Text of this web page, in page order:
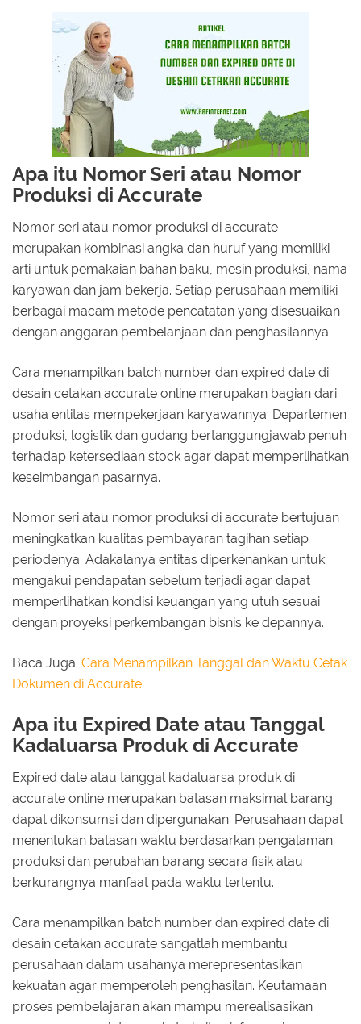
Apa itu Nomor Seri atau Nomor
Produksi di Accurate
Nomor seri atau nomor produksi di accurate
merupakan kombinasi angka dan huruf yang memiliki
arti untuk pemakaian bahan baku, mesin produksi, nama
karyawan dan jam bekerja. Setiap perusahaan memiliki
berbagai macam metode pencatatan yang disesuaikan
dengan anggaran pembelanjaan dan penghasilannya.
Cara menampilkan batch number dan expired date di
desain cetakan accurate online merupakan bagian dari
usaha entitas mempekerjaan karyawannya. Departemen
produksi, logistik dan gudang bertanggungjawab penuh
terhadap ketersediaan stock agar dapat memperlihatkan
keseimbangan pasarnya.
Nomor seri atau nomor produksi di accurate bertujuan
meningkatkan kualitas pembayaran tagihan setiap
periodenya. Adakalanya entitas diperkenankan untuk
mengakui pendapatan sebelum terjadi agar dapat
memperlihatkan kondisi keuangan yang utuh sesuai
dengan proyeksi perkembangan bisnis ke depannya.
Baca Juga: Cara Menampilkan Tanggal dan Waktu Cetak
Dokumen di Accurate
Apa itu Expired Date atau Tanggal
Kadaluarsa Produk di Accurate
Expired date atau tanggal kadaluarsa produk di
accurate online merupakan batasan maksimal barang
dapat dikonsumsi dan dipergunakan. Perusahaan dapat
menentukan batasan waktu berdasarkan pengalaman
produksi dan perubahan barang secara fisik atau
berkurangnya manfaat pada waktu tertentu.
Cara menampilkan batch number dan expired date di
desain cetakan accurate sangatlah membantu
perusahaan dalam usahanya merepresentasikan
kekuatan agar memperoleh penghasilan. Keutamaan
proses pembelajaran akan mampu merealisasikan